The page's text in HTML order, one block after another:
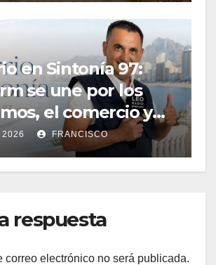
en Sintonía 97:
se une por los
el comercio y
digna”
FRANCISCO
respuesta
correo electrónico no será publicada.